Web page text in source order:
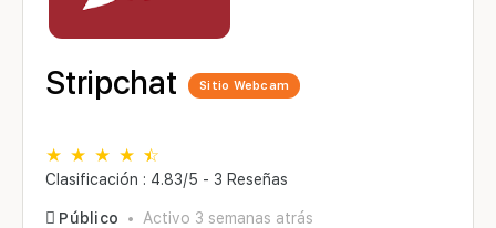
Stripchat Sitio Webcam
Clasificación : 4.83/5 - 3 Reseñas
Público
Activo 3 semanas atrás